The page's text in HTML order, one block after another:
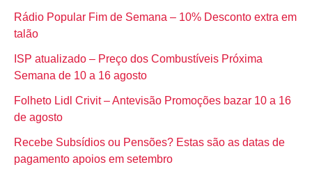
Rádio Popular Fim de Semana – 10% Desconto extra em
talão
ISP atualizado – Preço dos Combustíveis Próxima
Semana de 10 a 16 agosto
Folheto Lidl Crivit – Antevisão Promoções bazar 10 a 16
de agosto
Recebe Subsídios ou Pensões? Estas são as datas de
pagamento apoios em setembro